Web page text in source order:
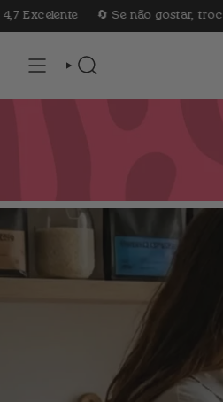
para
🔄 Se não gostar, trocamos
PESQUISA